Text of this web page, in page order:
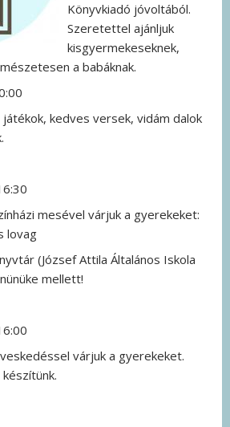
Könyvkiadó jóvoltából.
Szeretettel ajánljuk
kisgyermekeseknek,
a babáknak.
játékok, kedves versek, vidám dalok
mesével várjuk a gyerekeket:
lovag
(József Attila Általános Iskola
mellett!
várjuk a gyerekeket.